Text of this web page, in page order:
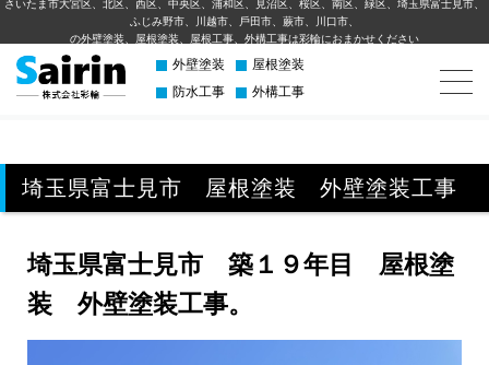
さいたま市大宮区、北区、西区、中央区、浦和区、見沼区、桜区、南区、緑区、埼玉県富士見市、
ふじみ野市、川越市、⼾⽥市、蕨市、川⼝市、
の外壁塗装、屋根塗装、屋根工事、外構⼯事は彩輪におまかせください
外壁塗装
屋根塗装
防水工事
外構工事
埼玉県富士見市 屋根塗装 外壁塗装工事
埼玉県富士見市 築１９年目 屋根塗
装 外壁塗装工事。